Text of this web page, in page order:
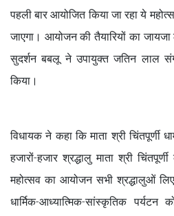
पहली बार आयोजित किया जा रहा ये
जाएगा। आयोजन की तैयारियों का
सुदर्शन बबलू ने उपायुक्त जतिन लाल
किया।
विधायक ने कहा कि माता श्री चिंतपूर्णी
हजारों-हजार श्रद्धालु माता श्री
महोत्सव का आयोजन सभी श्रद्धालुओं
धार्मिक-आध्यात्मिक-सांस्कृतिक